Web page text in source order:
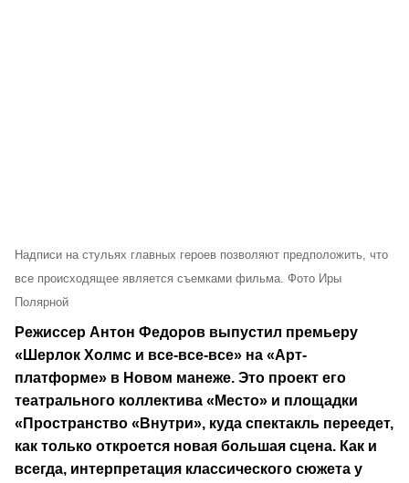
Надписи на стульях главных героев позволяют предположить, что
все происходящее является съемками фильма. Фото Иры
Полярной
Режиссер Антон Федоров выпустил премьеру
«Шерлок Холмс и все-все-все» на «Арт-
платформе» в Новом манеже. Это проект его
театрального коллектива «Место» и площадки
«Пространство «Внутри», куда спектакль переедет,
как только откроется новая большая сцена. Как и
всегда, интерпретация классического сюжета у